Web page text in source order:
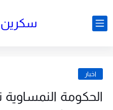
اخبار
الحكومة النمساوية